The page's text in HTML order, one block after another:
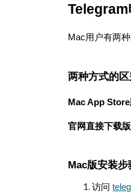
Mac用户有两
两种方式的区
Mac App
官网直接下载
Mac版安装步
访问